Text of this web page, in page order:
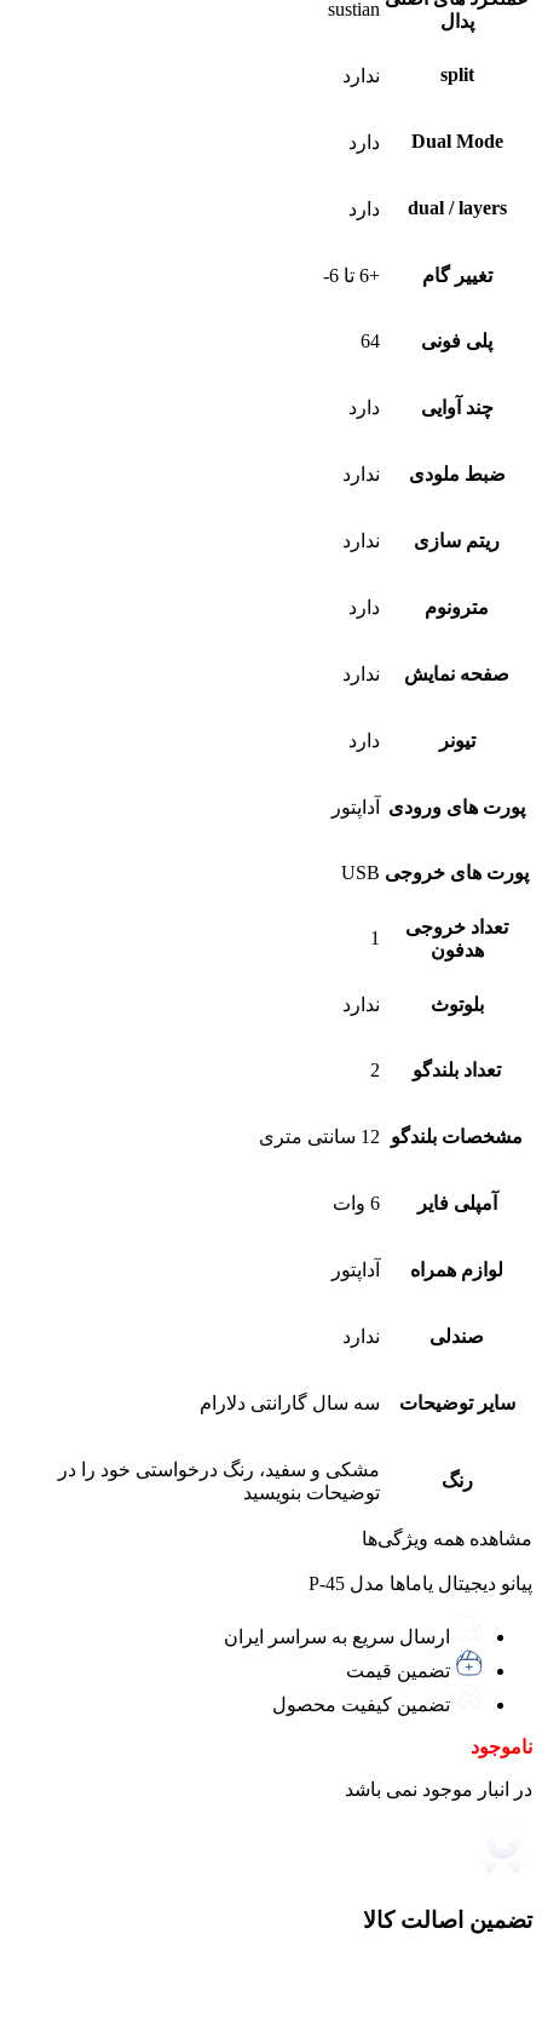
پدال
sustian
split ندارد
Dual Mode دارد
dual / layers دارد
تغییر گام +6 تا 6-
پلی فونی 64
چند آوایی دارد
ضبط ملودی ندارد
ریتم سازی ندارد
مترونوم دارد
صفحه نمایش ندارد
تیونر دارد
پورت های ورودی آداپتور
پورت های خروجی USB
تعداد خروجی
هدفون
1
بلوتوث ندارد
تعداد بلندگو 2
مشخصات بلندگو 12 سانتی متری
آمپلی فایر 6 وات
لوازم همراه آداپتور
صندلی ندارد
سایر توضیحات سه سال گارانتی دلارام
رنگ
مشکی و سفید، رنگ درخواستی خود را در
توضیحات بنویسید
مشاهده همه ویژگی‌ها
پیانو دیجیتال یاماها مدل P-45
ارسال سریع به سراسر ایران
تضمین قیمت
تضمین کیفیت محصول
ناموجود
در انبار موجود نمی باشد
تضمین اصالت کالا